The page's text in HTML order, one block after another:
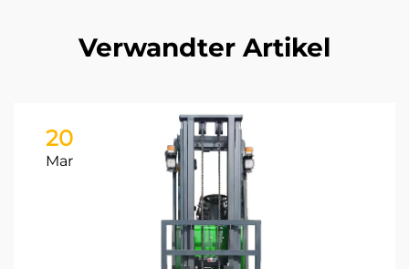
Verwandter Artikel
20
Mar